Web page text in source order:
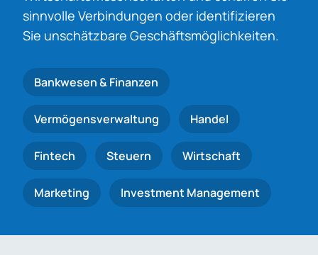
sinnvolle Verbindungen oder identifizieren
Sie unschätzbare Geschäftsmöglichkeiten.
Bankwesen & Finanzen
Vermögensverwaltung Handel
Fintech Steuern Wirtschaft
Marketing Investment Management